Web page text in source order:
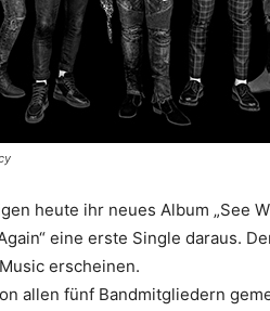
heute ihr neues Album „See
eine erste Single daraus.
erscheinen.
allen fünf Bandmitgliedern